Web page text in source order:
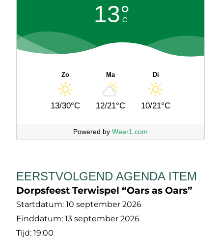
13°
C
Zo
13/30°C
Ma
12/21°C
Di
10/21°C
Powered by Weer1.com
EERSTVOLGEND AGENDA ITEM
Dorpsfeest Terwispel “Oars as Oars”
Startdatum: 10 september 2026
Einddatum: 13 september 2026
Tijd: 19:00